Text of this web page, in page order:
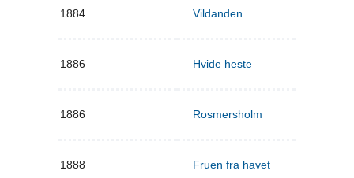
1884 Vildanden
1886 Hvide heste
1886 Rosmersholm
1888 Fruen fra havet